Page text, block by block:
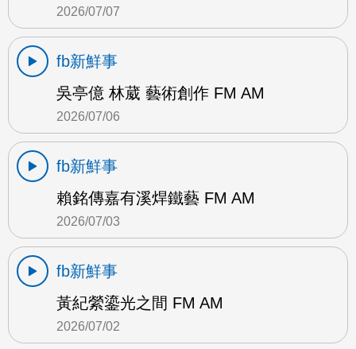
2026/07/07
fb新鮮事
吳亭億 林葳 藝術創作 FM AM
2026/07/06
fb新鮮事
賴銘傳嘉有溪焊鐵藝 FM AM
2026/07/03
fb新鮮事
黃紀縈鎏光之間 FM AM
2026/07/02